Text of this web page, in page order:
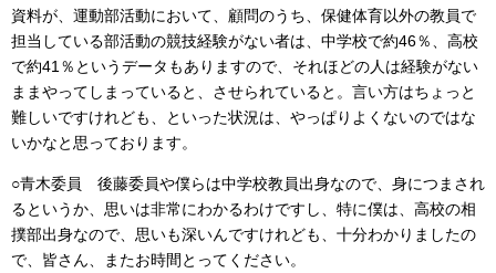
資料が、運動部活動において、顧問のうち、保健体育以外の教員で
担当している部活動の競技経験がない者は、中学校で約46％、高校
で約41％というデータもありますので、それほどの人は経験がない
ままやってしまっていると、させられていると。言い方はちょっと
難しいですけれども、といった状況は、やっぱりよくないのではな
いかなと思っております。
○青木委員 後藤委員や僕らは中学校教員出身なので、身につまされ
るというか、思いは非常にわかるわけですし、特に僕は、高校の相
撲部出身なので、思いも深いんですけれども、十分わかりましたの
で、皆さん、またお時間とってください。